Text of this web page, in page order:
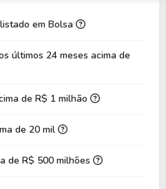
em Bolsa
últimos 24 meses acima de
de R$ 1 milhão
de 20 mil
de R$ 500 milhões